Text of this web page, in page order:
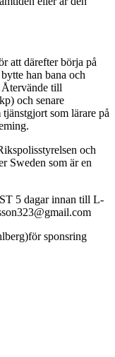
att därefter börja på
han bana och
till
och senare
som lärare på
och
Sweden som är en
5 dagar innan till L-
sponsring